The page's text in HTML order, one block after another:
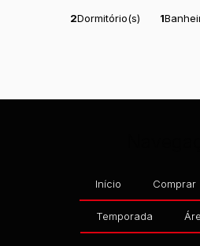
2Dormitório(s) 1
Início Comprar
Temporada